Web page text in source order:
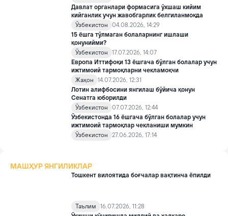
Давлат органлари формасига ўхшаш кийим
кийганлик учун жавобгарлик белгиланмоқда
Ўзбекистон
04.08.2026, 14:29
15 ёшга тўлмаган болаларнинг ишлаши
қонунийми?
Ўзбекистон
17.07.2026, 14:07
Европа Иттифоқи 13 ёшгача бўлган болалар учун
ижтимоий тармоқларни чекламоқчи
Жаҳон
14.07.2026, 12:31
Лотин алифбосини янгилаш бўйича қонун
Сенатга юборилди
Ўзбекистон
07.07.2026, 12:44
Ўзбекистонда 16 ёшгача бўлган болалар учун
ижтимоий тармоқлар чекланиши мумкин
Ўзбекистон
27.06.2026, 17:14
МАШҲУР ЯНГИЛИКЛАР
Тошкент вилоятида боғчалар вақтинча ёпилди
Таълим
16.07.2026, 11:28